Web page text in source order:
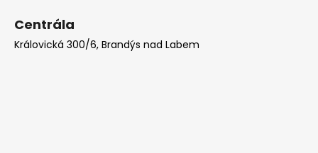
Centrála
Královická 300/6, Brandýs nad Labem